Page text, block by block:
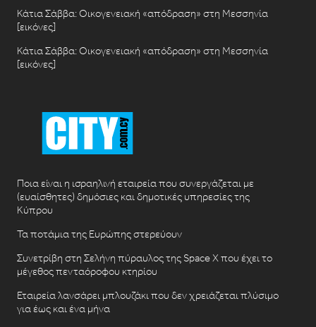
Κάτια Σάββα: Οικογενειακή «απόδραση» στη Μεσσηνία
[εικόνες]
Κάτια Σάββα: Οικογενειακή «απόδραση» στη Μεσσηνία
[εικόνες]
Ποια είναι η ισραηλινή εταιρεία που συνεργάζεται με
(ευαίσθητες) δημόσιες και δημοτικές υπηρεσίες της
Κύπρου
Τα ποτάμια της Ευρώπης στερεύουν
Συνετρίβη στη Σελήνη πύραυλος της Space X που έχει το
μέγεθος πενταόροφου κτηρίου
Εταιρεία λανσάρει μπλουζάκι που δεν χρειάζεται πλύσιμο
για έως και ένα μήνα